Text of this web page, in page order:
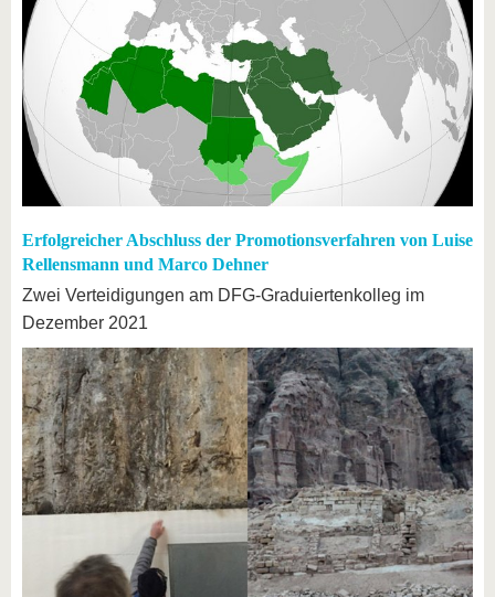
Erfolgreicher Abschluss der Promotionsverfahren von Luise
Rellensmann und Marco Dehner
Zwei Verteidigungen am DFG-Graduiertenkolleg im
Dezember 2021